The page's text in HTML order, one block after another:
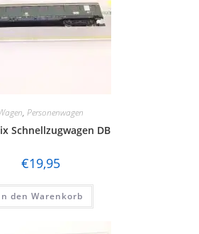
, Personenwagen
Schnellzugwagen DB
€19,95
den Warenkorb